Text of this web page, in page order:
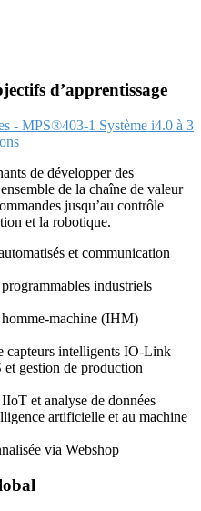
d’apprentissage
de développer des
de la chaîne de valeur
jusqu’au contrôle
et la robotique.
et communication
industriels
homme-machine (IHM)
capteurs intelligents IO-Link
gestion de production
et analyse de données
artificielle et au machine
via Webshop